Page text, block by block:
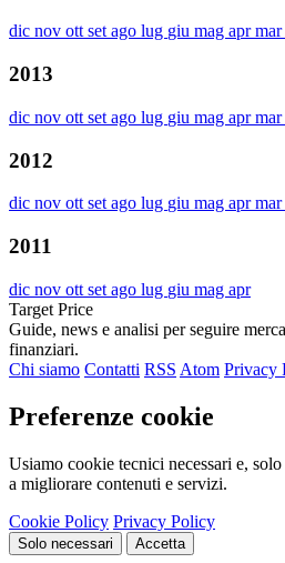
dic nov ottsetago lug giu mag aprmar
2013
dic nov ott set ago lug giu mag aprmar
2012
dic nov ott set ago lug giu mag aprmar
2011
dic nov ott set ago lug giu mag apr
Target Price
Guide, news e analisi per seguire
finanziari.
Chi siamo Contatti RSS Atom Privacy
Preferenze cookie
Usiamo cookie tecnici necessari e,
a migliorare contenuti e servizi.
Cookie Policy Privacy Policy
Solo necessari Accetta